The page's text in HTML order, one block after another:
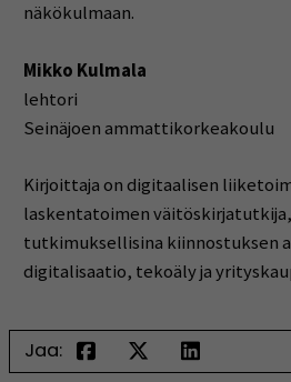
näkökulmaan.
Mikko Kulmala
lehtori
Seinäjoen ammattikorkeakoulu
Kirjoittaja on digitaalisen
laskentatoimen
tutkimuksellisina kiinnostuksen
digitalisaatio, tekoäly ja
Jaa: